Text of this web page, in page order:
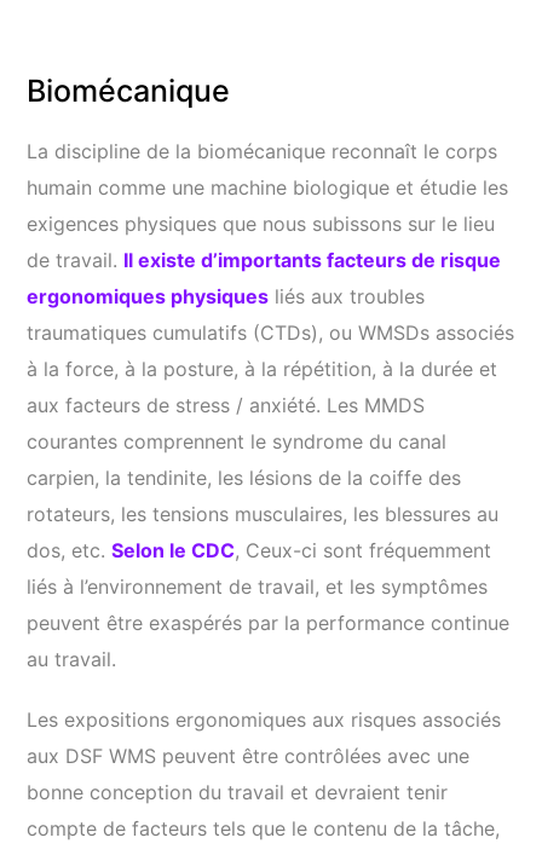
Biomécanique
La discipline de la biomécanique reconnaît le corps
humain comme une machine biologique et étudie les
exigences physiques que nous subissons sur le lieu
de travail. Il existe d’importants facteurs de risque
ergonomiques physiques liés aux troubles
traumatiques cumulatifs (CTDs), ou WMSDs associés
à la force, à la posture, à la répétition, à la durée et
aux facteurs de stress / anxiété. Les MMDS
courantes comprennent le syndrome du canal
carpien, la tendinite, les lésions de la coiffe des
rotateurs, les tensions musculaires, les blessures au
dos, etc. Selon le CDC, Ceux-ci sont fréquemment
liés à l’environnement de travail, et les symptômes
peuvent être exaspérés par la performance continue
au travail.
Les expositions ergonomiques aux risques associés
aux DSF WMS peuvent être contrôlées avec une
bonne conception du travail et devraient tenir
compte de facteurs tels que le contenu de la tâche,